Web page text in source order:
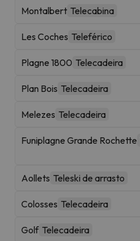
Montalbert Telecabina
Les Coches Teleférico
Plagne 1800 Telecadeira
Plan Bois Telecadeira
Melezes Telecadeira
Funiplagne Grande Rochette
Aollets Teleski de arrasto
Colosses Telecadeira
Golf Telecadeira